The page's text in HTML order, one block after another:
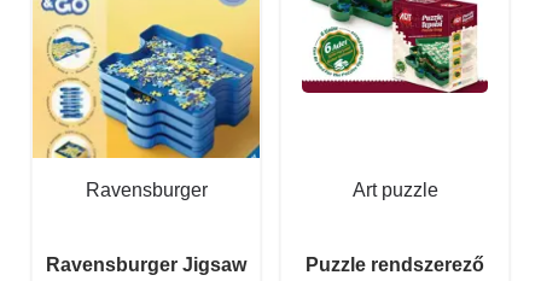
Ravensburger
Ravensburger Jigsaw
Art puzzle
Puzzle rendszerező